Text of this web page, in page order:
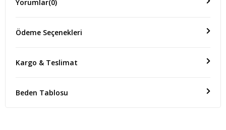
Yorumlar(0)
Ödeme Seçenekleri
Kargo & Teslimat
Beden Tablosu